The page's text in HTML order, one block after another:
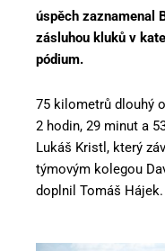
úspěch zaznamenal
zásluhou kluků v
pódium.
75 kilometrů dlouhý
2 hodin, 29 minut a
Lukáš Kristl, který
týmovým kolegou
doplnil Tomáš Hájek.